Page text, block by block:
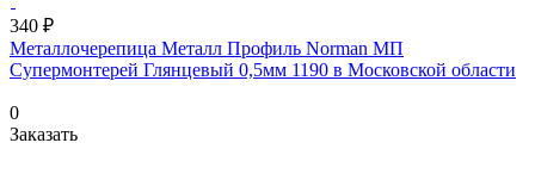
340 ₽
Металлочерепица Металл Профиль Norman МП
Супермонтерей Глянцевый 0,5мм 1190 в Московской области
0
Заказать